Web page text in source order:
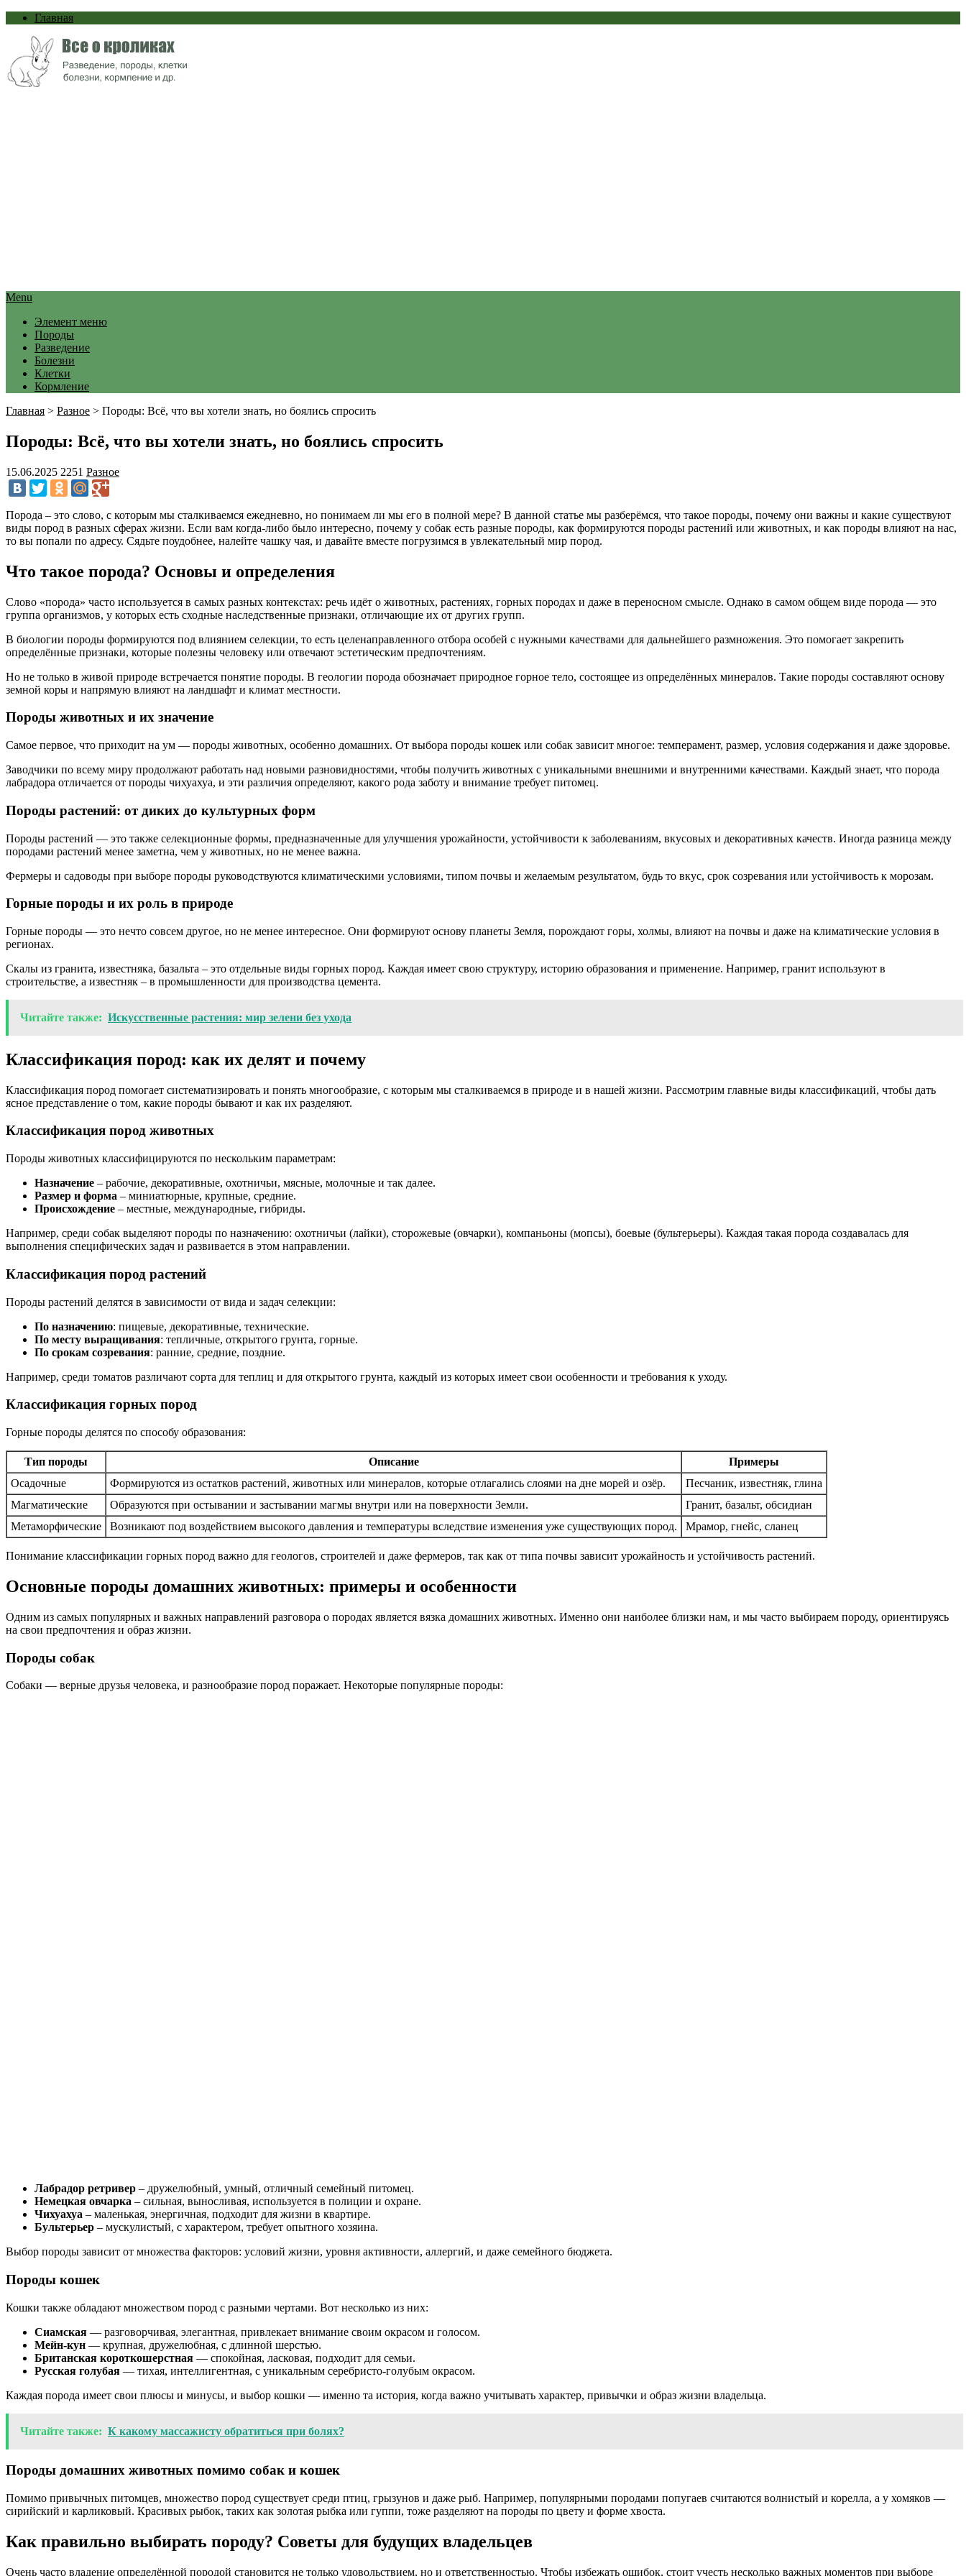
Главная
Menu
Элемент меню
Породы
Разведение
Болезни
Клетки
Кормление
Главная > Разное > Породы: Всё, что вы хотели знать, но боялись спросить
Породы: Всё, что вы хотели знать, но боялись спросить
15.06.2025 2251 Разное
Порода – это слово, с которым мы сталкиваемся ежедневно, но понимаем ли мы его в полной мере? В данной статье мы разберёмся, что такое породы, почему они важны и какие существуют
виды пород в разных сферах жизни. Если вам когда-либо было интересно, почему у собак есть разные породы, как формируются породы растений или животных, и как породы влияют на нас,
то вы попали по адресу. Сядьте поудобнее, налейте чашку чая, и давайте вместе погрузимся в увлекательный мир пород.
Что такое порода? Основы и определения
Слово «порода» часто используется в самых разных контекстах: речь идёт о животных, растениях, горных породах и даже в переносном смысле. Однако в самом общем виде порода — это
группа организмов, у которых есть сходные наследственные признаки, отличающие их от других групп.
В биологии породы формируются под влиянием селекции, то есть целенаправленного отбора особей с нужными качествами для дальнейшего размножения. Это помогает закрепить
определённые признаки, которые полезны человеку или отвечают эстетическим предпочтениям.
Но не только в живой природе встречается понятие породы. В геологии порода обозначает природное горное тело, состоящее из определённых минералов. Такие породы составляют основу
земной коры и напрямую влияют на ландшафт и климат местности.
Породы животных и их значение
Самое первое, что приходит на ум — породы животных, особенно домашних. От выбора породы кошек или собак зависит многое: темперамент, размер, условия содержания и даже здоровье.
Заводчики по всему миру продолжают работать над новыми разновидностями, чтобы получить животных с уникальными внешними и внутренними качествами. Каждый знает, что порода
лабрадора отличается от породы чихуахуа, и эти различия определяют, какого рода заботу и внимание требует питомец.
Породы растений: от диких до культурных форм
Породы растений — это также селекционные формы, предназначенные для улучшения урожайности, устойчивости к заболеваниям, вкусовых и декоративных качеств. Иногда разница между
породами растений менее заметна, чем у животных, но не менее важна.
Фермеры и садоводы при выборе породы руководствуются климатическими условиями, типом почвы и желаемым результатом, будь то вкус, срок созревания или устойчивость к морозам.
Горные породы и их роль в природе
Горные породы — это нечто совсем другое, но не менее интересное. Они формируют основу планеты Земля, порождают горы, холмы, влияют на почвы и даже на климатические условия в
регионах.
Скалы из гранита, известняка, базальта – это отдельные виды горных пород. Каждая имеет свою структуру, историю образования и применение. Например, гранит используют в
строительстве, а известняк – в промышленности для производства цемента.
Читайте также: Искусственные растения: мир зелени без ухода
Классификация пород: как их делят и почему
Классификация пород помогает систематизировать и понять многообразие, с которым мы сталкиваемся в природе и в нашей жизни. Рассмотрим главные виды классификаций, чтобы дать
ясное представление о том, какие породы бывают и как их разделяют.
Классификация пород животных
Породы животных классифицируются по нескольким параметрам:
Назначение – рабочие, декоративные, охотничьи, мясные, молочные и так далее.
Размер и форма – миниатюрные, крупные, средние.
Происхождение – местные, международные, гибриды.
Например, среди собак выделяют породы по назначению: охотничьи (лайки), сторожевые (овчарки), компаньоны (мопсы), боевые (бультерьеры). Каждая такая порода создавалась для
выполнения специфических задач и развивается в этом направлении.
Классификация пород растений
Породы растений делятся в зависимости от вида и задач селекции:
По назначению: пищевые, декоративные, технические.
По месту выращивания: тепличные, открытого грунта, горные.
По срокам созревания: ранние, средние, поздние.
Например, среди томатов различают сорта для теплиц и для открытого грунта, каждый из которых имеет свои особенности и требования к уходу.
Классификация горных пород
Горные породы делятся по способу образования:
Тип породы Описание
Примеры
Осадочные
Формируются из остатков растений, животных или минералов, которые отлагались слоями на дне морей и озёр.
Песчаник, известняк, глина
Магматические
Образуются при остывании и застывании магмы внутри или на поверхности Земли.
Гранит, базальт, обсидиан
Метаморфические
Возникают под воздействием высокого давления и температуры вследствие изменения уже существующих пород. Мрамор, гнейс, сланец
Понимание классификации горных пород важно для геологов, строителей и даже фермеров, так как от типа почвы зависит урожайность и устойчивость растений.
Основные породы домашних животных: примеры и особенности
Одним из самых популярных и важных направлений разговора о породах является вязка домашних животных. Именно они наиболее близки нам, и мы часто выбираем породу, ориентируясь
на свои предпочтения и образ жизни.
Породы собак
Собаки — верные друзья человека, и разнообразие пород поражает. Некоторые популярные породы:
Лабрадор ретривер – дружелюбный, умный, отличный семейный питомец.
Немецкая овчарка – сильная, выносливая, используется в полиции и охране.
Чихуахуа – маленькая, энергичная, подходит для жизни в квартире.
Бультерьер – мускулистый, с характером, требует опытного хозяина.
Выбор породы зависит от множества факторов: условий жизни, уровня активности, аллергий, и даже семейного бюджета.
Породы кошек
Кошки также обладают множеством пород с разными чертами. Вот несколько из них:
Сиамская — разговорчивая, элегантная, привлекает внимание своим окрасом и голосом.
Мейн-кун — крупная, дружелюбная, с длинной шерстью.
Британская короткошерстная — спокойная, ласковая, подходит для семьи.
Русская голубая — тихая, интеллигентная, с уникальным серебристо-голубым окрасом.
Каждая порода имеет свои плюсы и минусы, и выбор кошки — именно та история, когда важно учитывать характер, привычки и образ жизни владельца.
Читайте также: К какому массажисту обратиться при болях?
Породы домашних животных помимо собак и кошек
Помимо привычных питомцев, множество пород существует среди птиц, грызунов и даже рыб. Например, популярными породами попугаев считаются волнистый и корелла, а у хомяков —
сирийский и карликовый. Красивых рыбок, таких как золотая рыбка или гуппи, тоже разделяют на породы по цвету и форме хвоста.
Как правильно выбирать породу? Советы для будущих владельцев
Очень часто владение определённой породой становится не только удовольствием, но и ответственностью. Чтобы избежать ошибок, стоит учесть несколько важных моментов при выборе